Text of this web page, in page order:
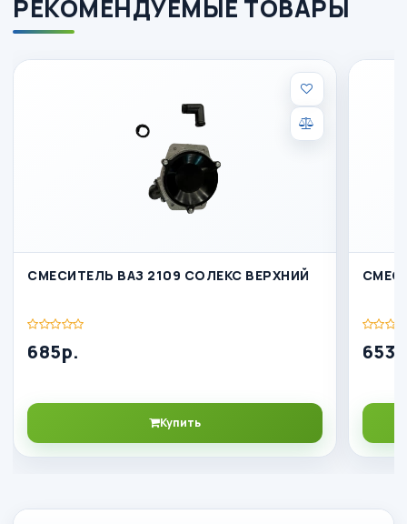
РЕКОМЕНДУЕМЫЕ ТОВАРЫ
СМЕСИТЕЛЬ ВАЗ 2109 СОЛЕКС ВЕРХНИЙ
685р.
Купить